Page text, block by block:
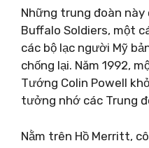
Những trung đoàn
Buffalo Soldiers, một
các bộ lạc người Mỹ
chống lại. Năm 1992,
Tướng Colin Powell
tưởng nhớ các Trung
Nằm trên Hồ Merritt,